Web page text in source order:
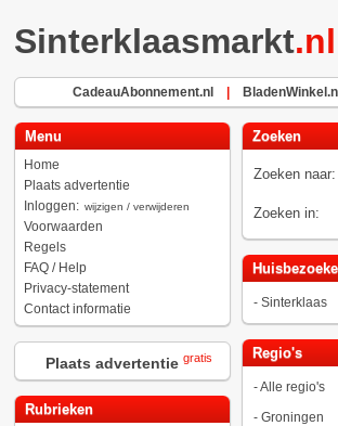
Sinterklaasmarkt.nl
CadeauAbonnement.nl BladenWinkel.nl
Menu
Home
Plaats advertentie
Inloggen: wijzigen / verwijderen
Voorwaarden
Regels
FAQ / Help
Privacy-statement
Contact informatie
Plaats advertentie gratis
Rubrieken
Zoeken
Zoeken naar:
Zoeken in:
- Sinterklaas
Regio's
-Alle regio's
- Groningen